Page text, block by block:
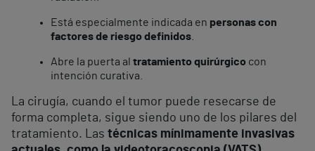
Está especialmente indicada en personas con
factores de riesgo definidos
Abre la puerta al tratamiento quirúrgico con
intención curativa.
La cirugía, cuando el tumor puede resecarse de
forma completa, sigue siendo uno de los pilares del
tratamiento. Las técnicas mínimamente invasivas